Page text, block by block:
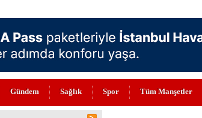
Gündem Sağlık Spor Tüm Manşetler